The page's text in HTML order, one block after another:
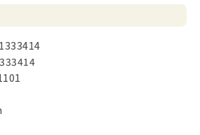
Altar
Assur
of Dan